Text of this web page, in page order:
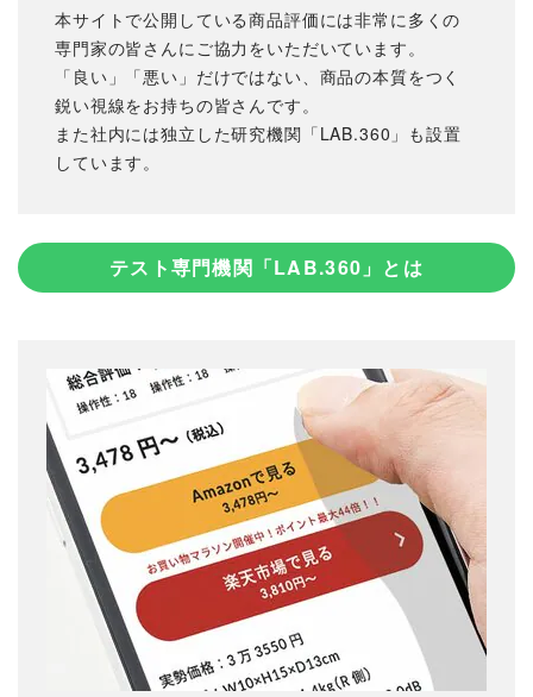
本サイトで公開している商品評価には非常に多くの
専門家の皆さんにご協力をいただいています。
「良い」「悪い」だけではない、商品の本質をつく
鋭い視線をお持ちの皆さんです。
また社内には独立した研究機関「LAB.360」も設置
しています。
テスト専門機関「LAB.360」とは